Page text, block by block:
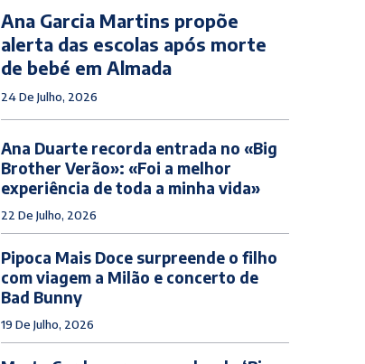
Ana Garcia Martins propõe
alerta das escolas após morte
de bebé em Almada
24 De Julho, 2026
Ana Duarte recorda entrada no «Big
Brother Verão»: «Foi a melhor
experiência de toda a minha vida»
22 De Julho, 2026
Pipoca Mais Doce surpreende o filho
com viagem a Milão e concerto de
Bad Bunny
19 De Julho, 2026